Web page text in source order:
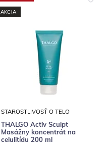
AKCIA
STAROSTLIVOSŤ O TELO
THALGO Activ Sculpt
Masážny koncentrát na
celulitídu 200 ml